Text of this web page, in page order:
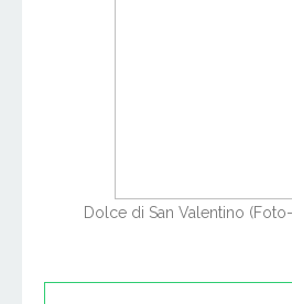
Dolce di San Valentino